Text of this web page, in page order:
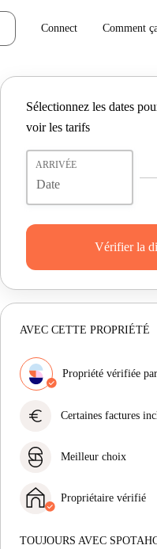
Connect Comment
Sélectionnez les dates
voir les tarifs
ARRIVÉE
Vérifier la
AVEC CETTE PROPRIÉTÉ
Propriété vérifiée
obtiens exactement ce
euro Certaines factures
Consulte la description
Meilleur choix
fantastiques, des
gamme.
Propriétaire vérifié
Plus d'informations sur
TOUJOURS AVEC